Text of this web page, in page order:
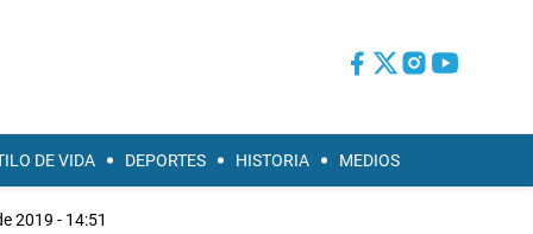
DE VIDA DEPORTES HISTORIA MEDIOS
2019 - 14:51